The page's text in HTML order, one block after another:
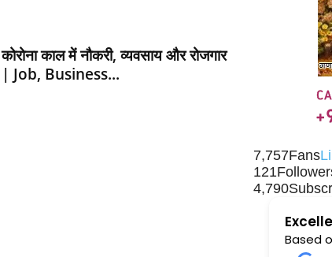
कोरोना काल में नौकरी, व्यवसाय और रोजगार
| Job, Business...
7,757Fans
121
4,790
Based